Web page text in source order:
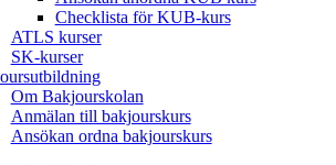
Checklista för KUB-kurs
ATLS kurser
SK-kurser
Om Bakjourskolan
Anmälan till bakjourskurs
Ansökan ordna bakjourskurs